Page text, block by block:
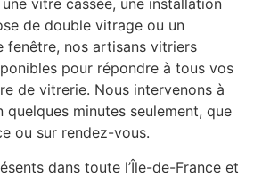
vitre cassée, une installation
de double vitrage ou un
fenêtre, nos artisans vitriers
pour répondre à tous vos
de vitrerie. Nous intervenons à
minutes seulement, que
ou sur rendez-vous.
dans toute l’Île-de-France et